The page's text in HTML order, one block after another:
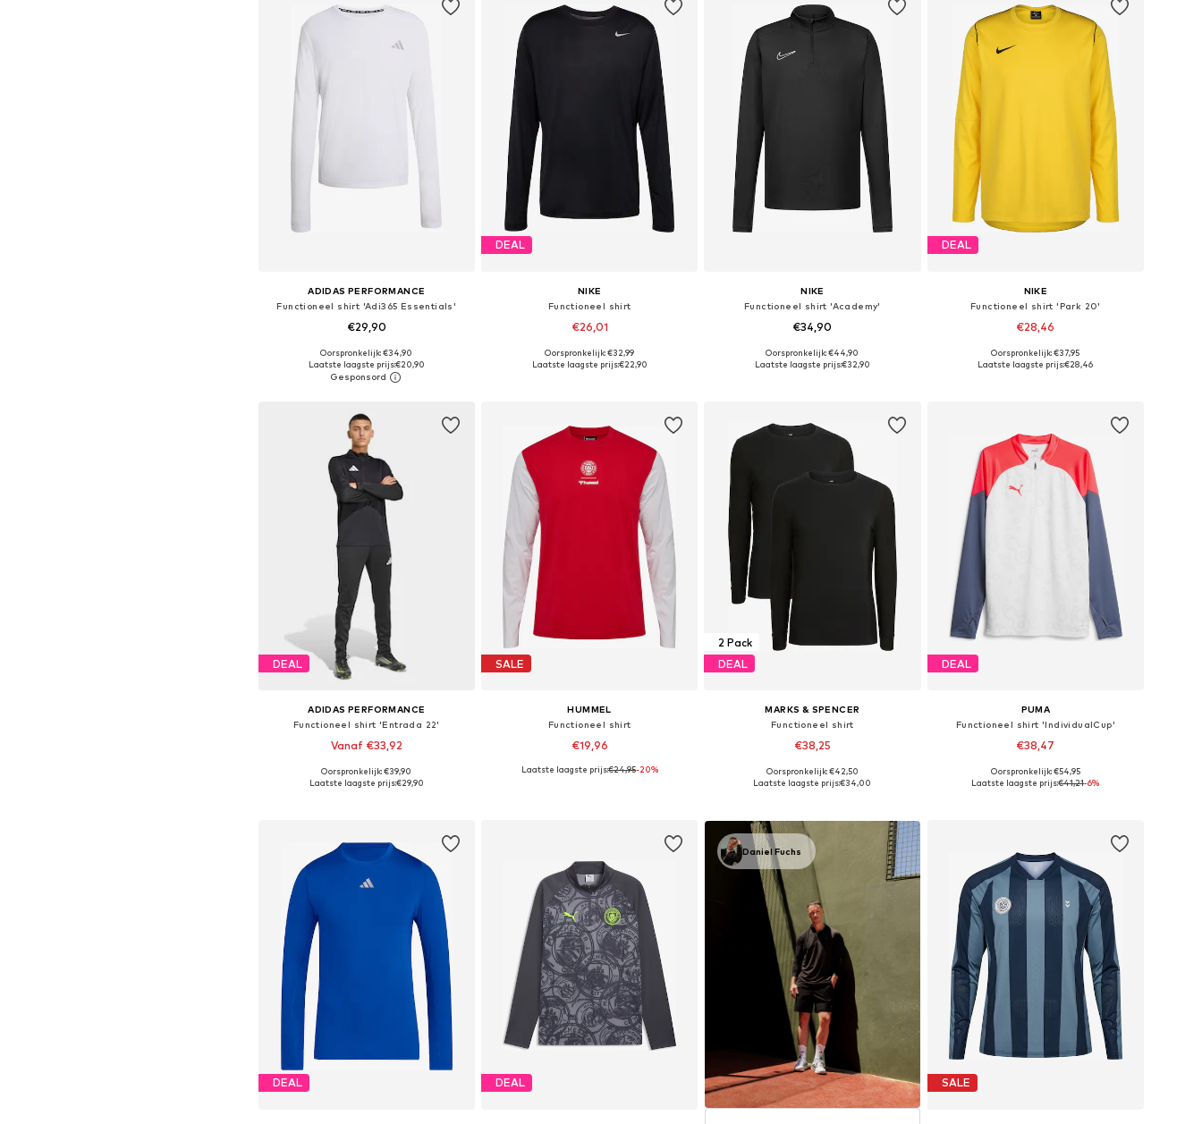
ADIDAS PERFORMANCE
Functioneel shirt 'Adi365 Essentials'
€29,90
Beschikbare maten: S, M, L, XL, XXL
In winkelmandje
Oorspronkelijk: €34,90
Laatste laagste prijs:€20,90
DEAL
NIKE
Functioneel shirt
€26,01
Beschikbare maten: S, M, L, XL
Oorspronkelijk: €32,99
Laatste laagste prijs:€22,90
NIKE
Functioneel shirt 'Academy'
€34,90
Beschikbare maten: S, M, L, XL, XXL
Oorspronkelijk: €44,90
Laatste laagste prijs:€32,90
DEAL
NIKE
Functioneel shirt 'Park 20'
€28,46
+2
Beschikbare maten: M, L, XL, XXL
Oorspronkelijk: €37,95
Laatste laagste prijs:€28,46
DEAL
ADIDAS PERFORMANCE
Functioneel shirt 'Entrada 22'
Vanaf €33,92
Beschikbaar in vele maten
Oorspronkelijk: €39,90
Laatste laagste prijs:€29,90
SALE
HUMMEL
Functioneel shirt
€19,96
Beschikbaar in vele maten
Laatste laagste prijs:€24,95-20%
2 Pack
DEAL
MARKS & SPENCER
Functioneel shirt
€38,25
Beschikbare maten: M, L, XL, XXL
Oorspronkelijk: €42,50
Laatste laagste prijs:€34,00
DEAL
PUMA
Functioneel shirt 'IndividualCup'
€38,47
Beschikbare maten: S, M, L
Oorspronkelijk: €54,95
Laatste laagste prijs:€41,21-6%
DEAL DEAL
Daniel Fuchs
SALE